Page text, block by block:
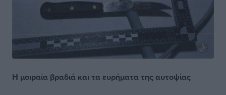
Η μοιραία βραδιά και τα ευρήματα της αυτοψίας